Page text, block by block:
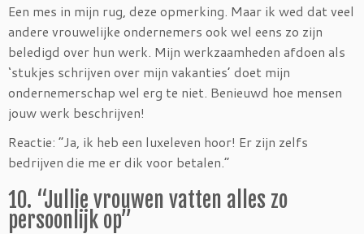
Een mes in mijn rug, deze opmerking. Maar ik wed dat veel
andere vrouwelijke ondernemers ook wel eens zo zijn
beledigd over hun werk. Mijn werkzaamheden afdoen als
‘stukjes schrijven over mijn vakanties’ doet mijn
ondernemerschap wel erg te niet. Benieuwd hoe mensen
jouw werk beschrijven!
Reactie: “Ja, ik heb een luxeleven hoor! Er zijn zelfs
bedrijven die me er dik voor betalen.”
10. “Jullie vrouwen vatten alles zo
persoonlijk op”